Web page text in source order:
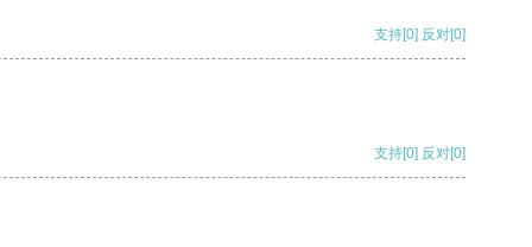
支持[0] 反对[0]
支持[0] 反对[0]